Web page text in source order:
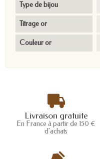
Type de bijou
Titrage or
Couleur or
Livraison gratuite
En France à partir de 150 €
d'achats